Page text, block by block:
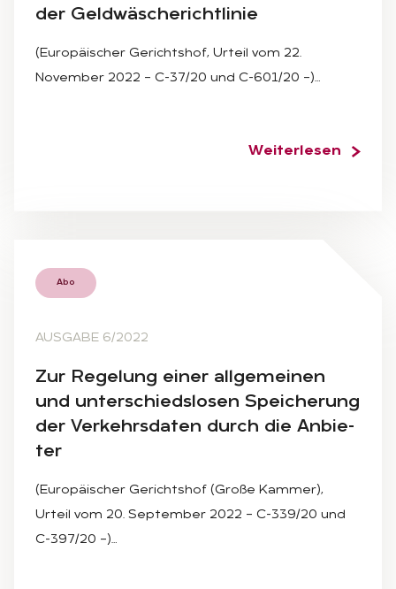
der Geld­wä­sche­richt­li­nie
(Europäischer Gerichtshof, Urteil vom 22.
November 2022 – C-37/20 und C-601/20 –)…
Weiterlesen
Abo
AUSGABE 6/2022
Zur Re­ge­lung ei­ner all­ge­mei­nen
und un­ter­schieds­lo­sen Spei­che­rung
der Ver­kehrs­da­ten durch die An­bie­
ter
(Europäischer Gerichtshof (Große Kammer),
Urteil vom 20. September 2022 – C-339/20 und
C-397/20 –)…